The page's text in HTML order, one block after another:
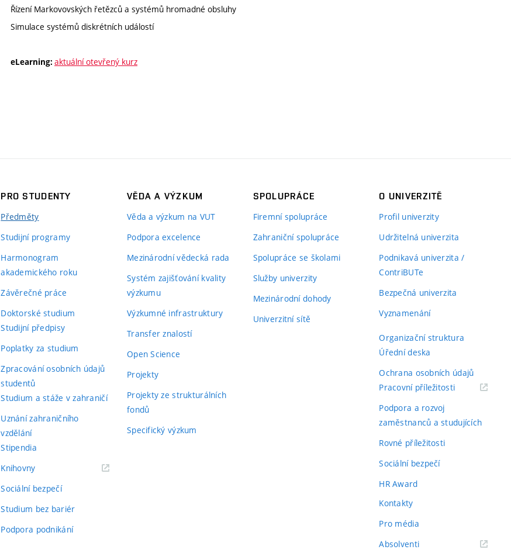
Řízení Markovovských řetězců a systémů hromadné obsluhy
Simulace systémů diskrétních událostí
eLearning: aktuální otevřený kurz
PRO STUDENTY
Předměty
Studijní programy
Harmonogram
akademického roku
Závěrečné práce
Doktorské studium
Studijní předpisy
Poplatky za studium
Zpracování osobních údajů
studentů
Studium a stáže v zahraničí
Uznání zahraničního
vzdělání
Stipendia
Knihovny(externí
Sociální bezpečí
Studium bez bariér
Podpora podnikání
VĚDA A VÝZKUM
Věda a výzkum na VUT
Podpora excelence
Mezinárodní vědecká rada
Systém zajišťování kvality
výzkumu
Výzkumné infrastruktury
Transfer znalostí
Open Science
Projekty
Projekty ze strukturálních
fondů
Specifický výzkum
SPOLUPRÁCE
Firemní spolupráce
Zahraniční spolupráce
Spolupráce se školami
Služby univerzity
Mezinárodní dohody
Univerzitní sítě
O UNIVERZITĚ
Profil univerzity
Udržitelná univerzita
Podnikavá univerzita /
ContriBUTe
Bezpečná univerzita
Vyznamenání
Organizační struktura
Úřední deska
Ochrana osobních údajů
Pracovní příležitosti(externí
Podpora a rozvoj
zaměstnanců a studujících
Rovné příležitosti
Sociální bezpečí
HR Award
Kontakty
Pro média
Absolventi(externí